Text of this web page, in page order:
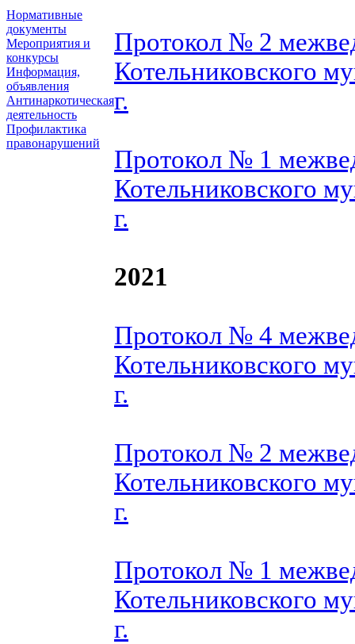
Нормативные
документы
Мероприятия и
конкурсы
Информация,
объявления
Антинаркотическая
деятельность
Профилактика
правонарушений
Протокол № 2
Котельниковского
г.
Протокол № 1
Котельниковского
г.
2021
Протокол № 4
Котельниковского
г.
Протокол № 2
Котельниковского
г.
Протокол № 1
Котельниковского
г.